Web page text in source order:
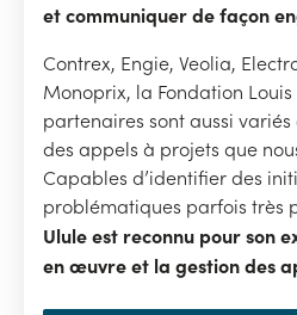
et communiquer de façon
Contrex, Engie, Veolia,
Monoprix, la Fondation
partenaires sont aussi
des appels à projets que
Capables d’identifier des
problématiques parfois très
Ulule est reconnu pour son
en œuvre et la gestion des